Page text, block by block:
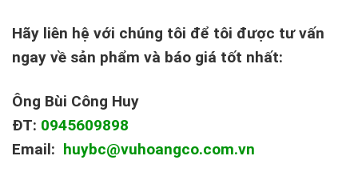
Hãy liên hệ với chúng tôi để tôi được tư vấn
ngay về sản phẩm và báo giá tốt nhất:
Ông Bùi Công Huy
ĐT: 0945609898
Email: huybc@vuhoangco.com.vn